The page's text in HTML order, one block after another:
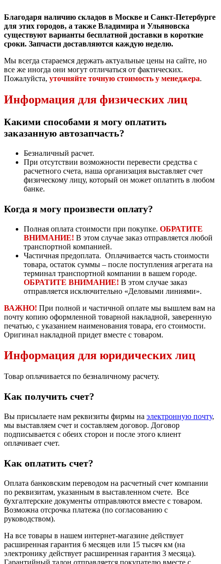
Благодаря наличию складов в Москве и Санкт-Петербурге
для этих городов, а также Владимира и Ульяновска
существуют варианты бесплатной доставки в короткие
сроки. Запчасти доставляются каждую неделю.
Мы всегда стараемся держать актуальные цены на сайте, но
все же иногда они могут отличаться от фактических.
Пожалуйста, уточняйте точную стоимость у менеджера.
Информация для физических лиц
Какими способами я могу оплатить
заказанную автозапчасть?
Безналичный расчет.
При отсутствии возможности перевести средства с
расчетного счета, наша организация выставляет счет
физическому лицу, который он может оплатить в любом
банке.
Когда я могу произвести оплату?
Полная оплата стоимости при покупке. ОБРАТИТЕ
ВНИМАНИЕ! В этом случае заказ отправляется любой
транспортной компанией.
Частичная предоплата. Оплачивается часть стоимости
товара, остаток суммы – после поступления агрегата на
терминал транспортной компании в вашем городе.
ОБРАТИТЕ ВНИМАНИЕ! В этом случае заказ
отправляется исключительно «Деловыми линиями».
ВАЖНО! При полной и частичной оплате мы вышлем вам на
почту копию оформленной товарной накладной, заверенную
печатью, с указанием наименования товара, его стоимости.
Оригинал накладной придет вместе с товаром.
Информация для юридических лиц
Товар оплачивается по безналичному расчету.
Как получить счет?
Вы присылаете нам реквизиты фирмы на электронную почту,
мы выставляем счет и составляем договор. Договор
подписывается с обеих сторон и после этого клиент
оплачивает счет.
Как оплатить счет?
Оплата банковским переводом на расчетный счет компании
по реквизитам, указанным в выставленном счете. Все
бухгалтерские документы отправляются вместе с товаром.
Возможна отсрочка платежа (по согласованию с
руководством).
На все товары в нашем интернет-магазине действует
расширенная гарантия 6 месяцев или 15 тысяч км (на
электронику действует расширенная гарантия 3 месяца).